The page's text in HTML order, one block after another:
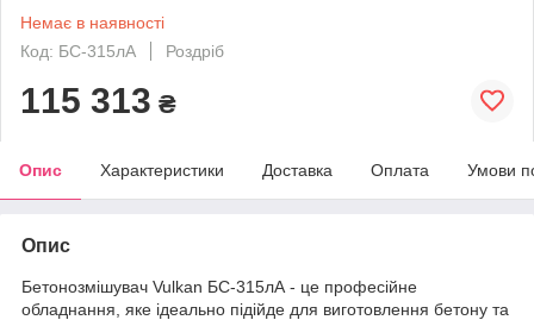
Немає в наявності
Код: БС-315лА
Роздріб
115 313 ₴
Опис Характеристики Доставка Оплата Умови
Опис
Бетонозмішувач Vulkan БС-315лА - це професійне
обладнання, яке ідеально підійде для виготовлення бетону та